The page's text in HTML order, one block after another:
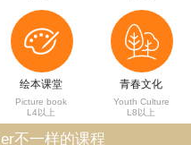

绘本课堂
Picture book
L4以上

青春文化
Youth Culture
L8以上
不一样的课程